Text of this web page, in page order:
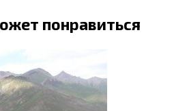
понравиться